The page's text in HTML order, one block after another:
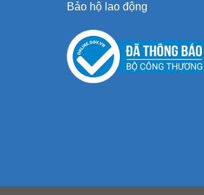
Bảo hộ lao động